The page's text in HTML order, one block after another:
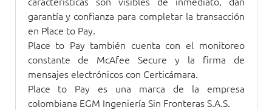
garantía y confianza para completar la transacción
en Place to Pay.
Place to Pay también cuenta con el monitoreo
constante de McAfee Secure y la firma de
mensajes electrónicos con Certicámara.
Place to Pay es una marca de la empresa
colombiana EGM Ingeniería Sin Fronteras S.A.S.